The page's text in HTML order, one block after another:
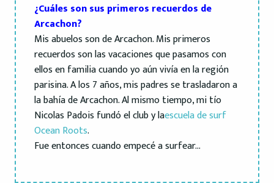
¿Cuáles son sus primeros recuerdos de
Arcachon?
Mis abuelos son de Arcachon. Mis primeros
recuerdos son las vacaciones que pasamos con
ellos en familia cuando yo aún vivía en la región
parisina. A los 7 años, mis padres se trasladaron a
la bahía de Arcachon. Al mismo tiempo, mi tío
Nicolas Padois fundó el club y laescuela de surf
Ocean Roots.
Fue entonces cuando empecé a surfear…